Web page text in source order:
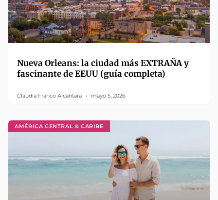
Nueva Orleans: la ciudad más EXTRAÑA y
fascinante de EEUU (guía completa)
Claudia Franco Alcántara mayo 5, 2026
AMÉRICA CENTRAL & CARIBE